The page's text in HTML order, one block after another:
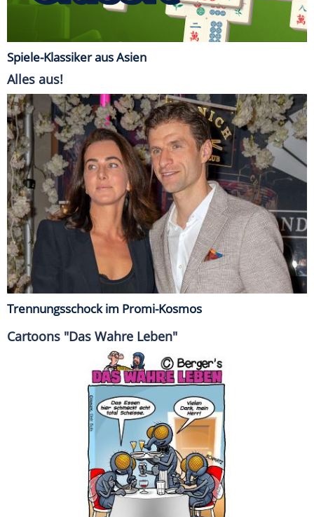
Spiele-Klassiker aus Asien
Alles aus!
Trennungsschock im Promi-Kosmos
Cartoons "Das Wahre Leben"